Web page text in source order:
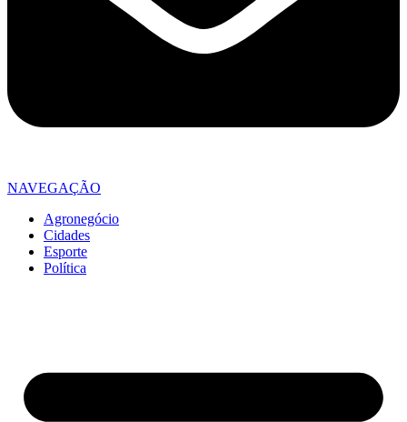
NAVEGAÇÃO
Agronegócio
Cidades
Esporte
Política